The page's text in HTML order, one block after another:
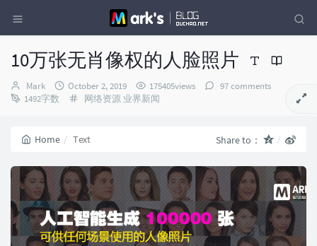
10万张无肖像权的人脸照片
Author：
Mark
发
布
October 2, 2019 175405views
97 comments
1492字数
Categories：
网络资源 业界新闻
Home Text Share to：